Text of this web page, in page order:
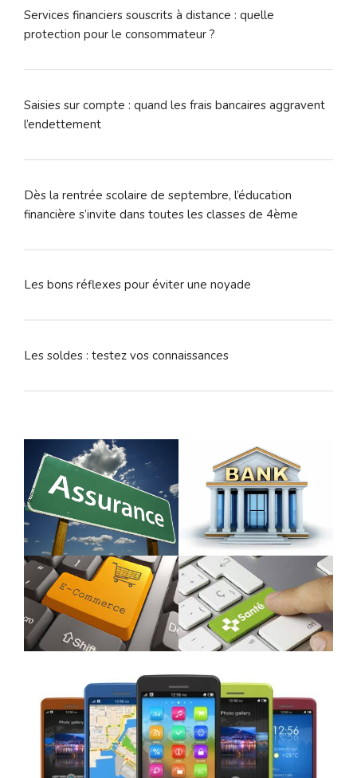
Services financiers souscrits à distance : quelle
protection pour le consommateur ?
Saisies sur compte : quand les frais bancaires aggravent
l’endettement
Dès la rentrée scolaire de septembre, l’éducation
financière s’invite dans toutes les classes de 4ème
Les bons réflexes pour éviter une noyade
Les soldes : testez vos connaissances